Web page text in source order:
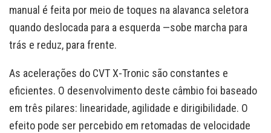
manual é feita por meio de toques na alavanca seletora
quando deslocada para a esquerda —sobe marcha para
trás e reduz, para frente.
As acelerações do CVT X-Tronic são constantes e
eficientes. O desenvolvimento deste câmbio foi baseado
em três pilares: linearidade, agilidade e dirigibilidade. O
efeito pode ser percebido em retomadas de velocidade